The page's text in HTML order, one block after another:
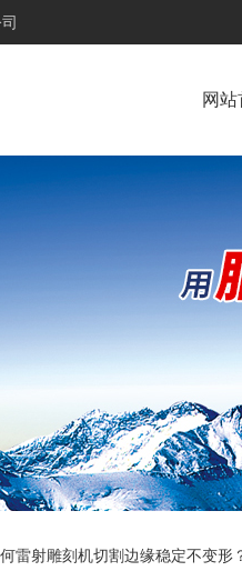
网
雷射雕刻机切割边缘稳定不变形